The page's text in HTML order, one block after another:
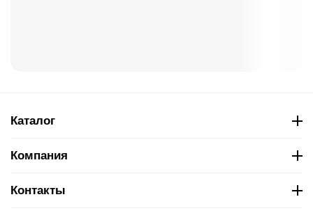
Каталог
Компания
Контакты